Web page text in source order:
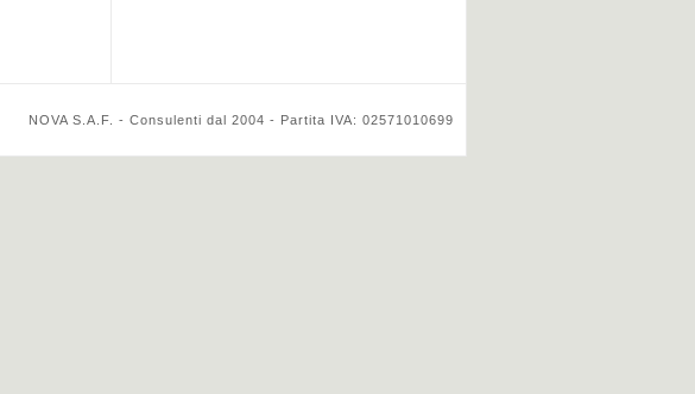
NOVA S.A.F. - Consulenti dal 2004 - Partita IVA: 02571010699